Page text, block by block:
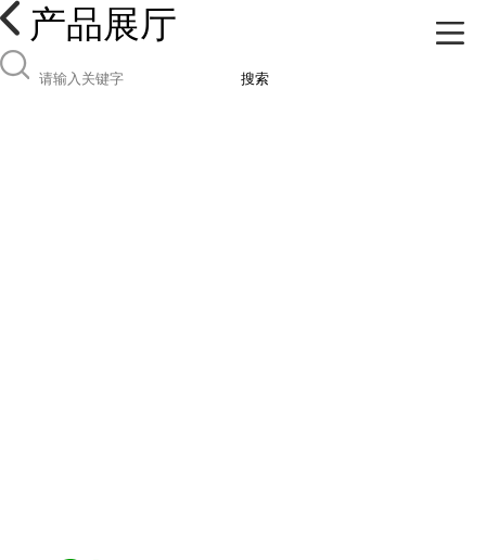
产品展厅
搜索